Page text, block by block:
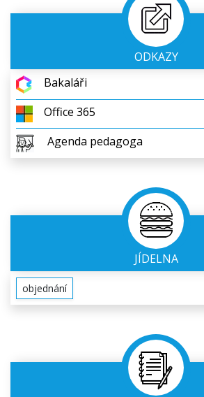
ODKAZY
Bakaláři
Office 365
Agenda pedagoga
JÍDELNA
objednání